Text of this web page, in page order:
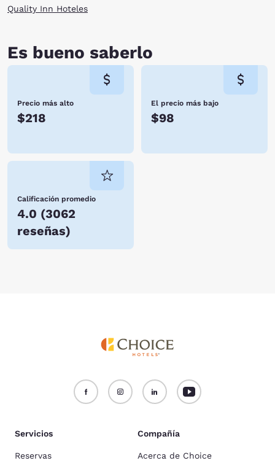
Quality Inn Hoteles
Es bueno saberlo
Precio más alto
$218
El precio más bajo
$98
Calificación promedio
4.0 (3062
reseñas)
Servicios
Reservas
Compañía
Acerca de Choice